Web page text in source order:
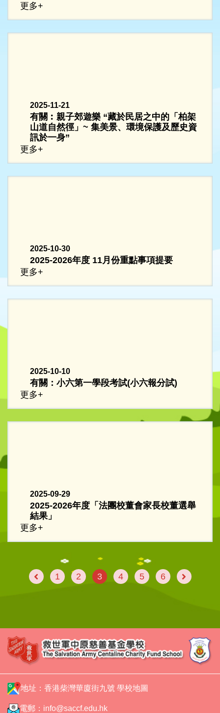
更多+
2025-11-21
有關︰親子郊遊樂 “藏於民居之中的「柏架
山道自然徑」~ 集美景、環境保護及歷史資
訊於一身”
更多+
2025-10-30
2025-2026年度 11月份重點事項提要
更多+
2025-10-10
有關：小六第一學段考試(小六報分試)
更多+
2025-09-29
2025-2026年度「法團校董會家長校董選舉
結果」
更多+
1 2 3 4 5 6
地址：香港柴灣華廈街九號 學校地圖
電郵： info@saccf.edu.hk